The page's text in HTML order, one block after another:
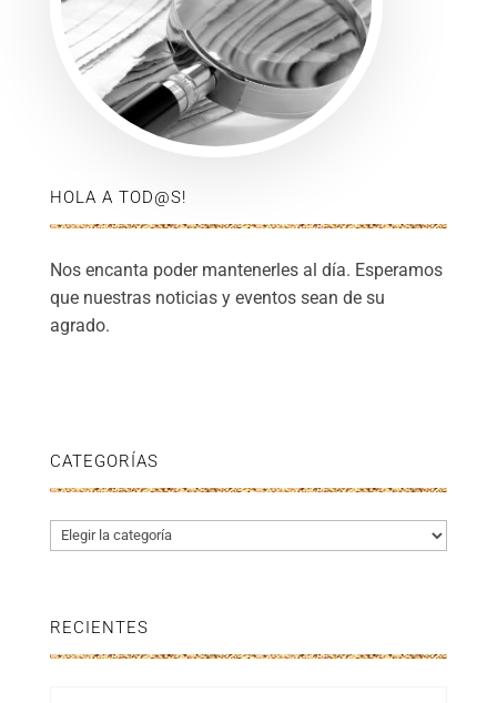
HOLA A TOD@S!
Nos encanta poder mantenerles al día. Esperamos
que nuestras noticias y eventos sean de su
agrado.
CATEGORÍAS
Categorías
RECIENTES